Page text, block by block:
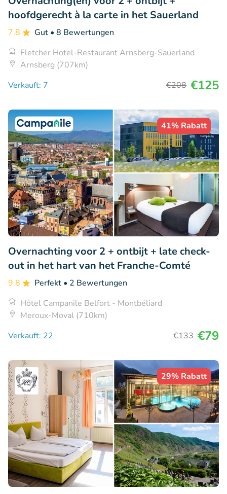
hoofdgerecht à la carte in het Sauerland
7.8 Gut • 8 Bewertungen
Fletcher Hotel-Restaurant Arnsberg-Sauerland
Arnsberg (707km)
Verkauft: 7
€208 €125
41% Rabatt
Overnachting voor 2 + ontbijt + late check-
out in het hart van het Franche-Comté
9.8 Perfekt • 2 Bewertungen
Hôtel Campanile Belfort - Montbéliard
Meroux-Moval (710km)
Verkauft: 22
€133 €79
29% Rabatt